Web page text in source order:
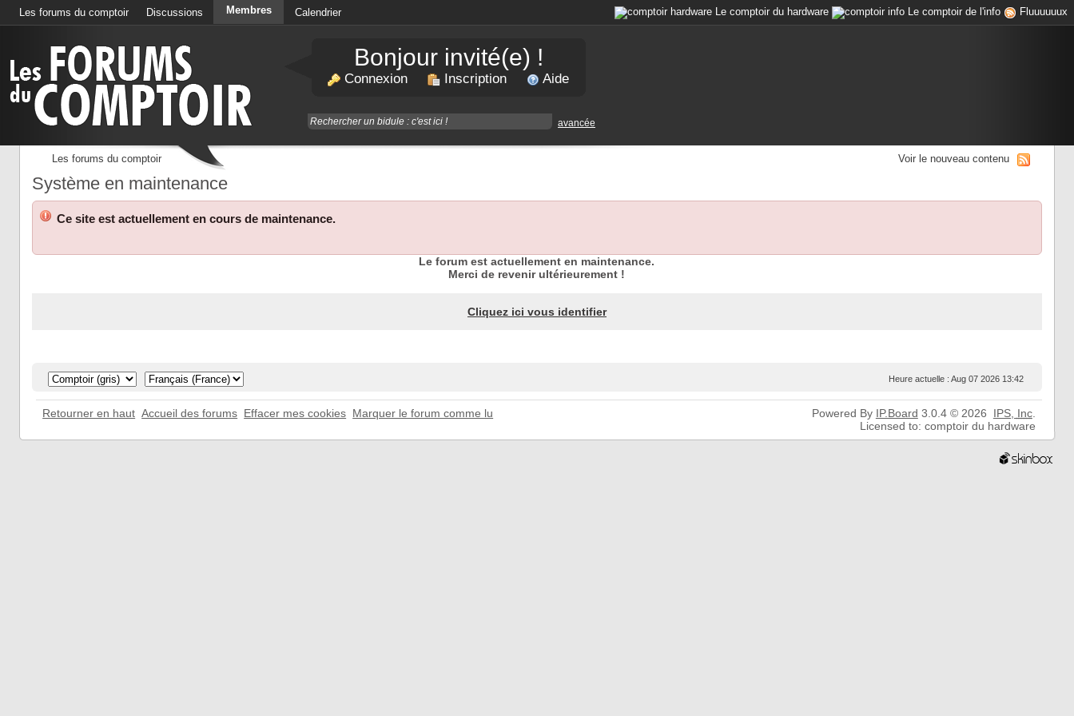
Les forums du comptoir Discussions Membres Calendrier Le comptoir du hardware Le comptoir de l'info Fluuuuuux
Bonjour invité(e) !
Connexion Inscription Aide
avancée
Les forums du comptoir Voir le nouveau contenu
Système en maintenance
Ce site est actuellement en cours de maintenance.
Le forum est actuellement en maintenance.
Merci de revenir ultérieurement !
Cliquez ici vous identifier
Heure actuelle : Aug 07 2026 13:42
Retourner en haut Accueil des forums Effacer mes cookies Marquer le forum comme lu Powered By IP.Board 3.0.4 © 2026 IPS, Inc.
Licensed to: comptoir du hardware